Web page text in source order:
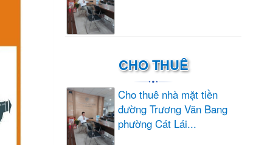
CHO THUÊ
Cho thuê nhà mặt tiền
đường Trương Văn Bang
phường Cát Lái...